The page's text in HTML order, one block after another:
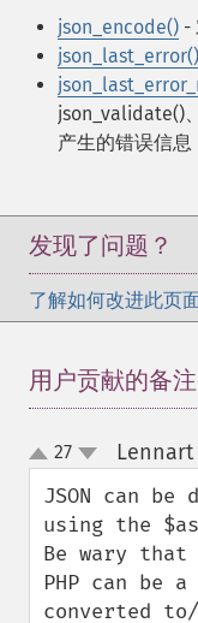
json_encode() -
json_last_error()
json_validate()
产生的错误信息
发现了问题？
了解如何改进此页
用户贡献的备注
up
down
27 Lennart
JSON can be
using the
Be wary
PHP can be
converted to/